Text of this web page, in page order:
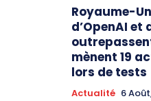
Royaume-
d’OpenAI et
mènent 19
lors de tests
Actualité 6